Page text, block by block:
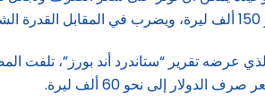
عرضه تقرير “ستاندرد أند بورز”،
إلى نحو 60 ألف ليرة.